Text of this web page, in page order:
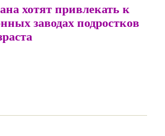
хотят привлекать к
заводах подростков